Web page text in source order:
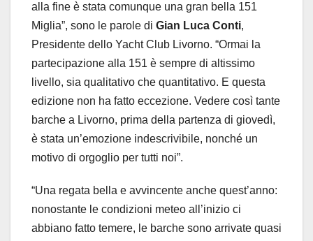
alla fine è stata comunque una gran bella 151
Miglia”, sono le parole di Gian Luca Conti,
Presidente dello Yacht Club Livorno. “Ormai la
partecipazione alla 151 è sempre di altissimo
livello, sia qualitativo che quantitativo. E questa
edizione non ha fatto eccezione. Vedere così tante
barche a Livorno, prima della partenza di giovedì,
è stata un’emozione indescrivibile, nonché un
motivo di orgoglio per tutti noi”.
“Una regata bella e avvincente anche quest’anno:
nonostante le condizioni meteo all’inizio ci
abbiano fatto temere, le barche sono arrivate quasi